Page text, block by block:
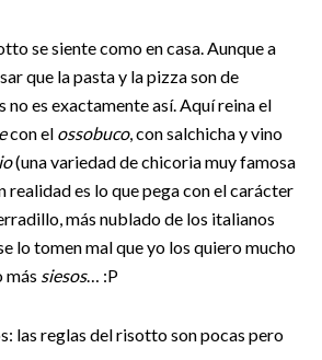
se siente como en casa. Aunque a
que la pasta y la pizza son de
no es exactamente así. Aquí reina el
con el ossobuco, con salchicha y vino
(una variedad de chicoria muy famosa
realidad es lo que pega con el carácter
más nublado de los italianos
lo tomen mal que yo los quiero mucho
más siesos… :P
las reglas del risotto son pocas pero